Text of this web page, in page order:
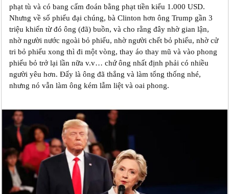
phạt tù và có bang cấm đoán bằng phạt tiền kiểu 1.000 USD.
Nhưng về số phiếu đại chúng, bà Clinton hơn ông Trump gần 3
triệu khiến từ đó ông (đã) buồn, và cho rằng đây nhờ gian lận,
nhờ người nước ngoài bỏ phiếu, nhờ người chết bỏ phiếu, nhờ cử
tri bỏ phiếu xong thì đi một vòng, thay áo thay mũ và vào phong
phiếu bỏ trở lại lần nữa v.v… chứ ông nhất định phải có nhiều
người yêu hơn. Đấy là ông đã thắng và làm tổng thống nhé,
nhưng nó vẫn làm ông kém lẫm liệt và oai phong.